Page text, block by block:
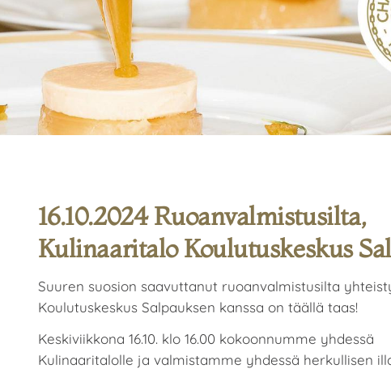
16.10.2024 Ruoanvalmistusilta,
Kulinaaritalo Koulutuskeskus
Suuren suosion saavuttanut ruoanvalmistusilta
Koulutuskeskus Salpauksen kanssa on täällä taas!
Keskiviikkona 16.10. klo 16.00 kokoonnumme yhdessä
Kulinaaritalolle ja valmistamme yhdessä herkullisen